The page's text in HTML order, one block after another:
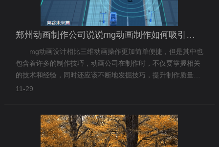
郑州动画制作公司说说mg动画制作如何吸引观众注意
mg动画设计相比三维动画操作更加简单便捷，但是其中也
包含着许多的制作技巧，动画公司在制作时，不仅要掌握相关
的技术和经验，同时还应该不断地发掘技巧，提升制作质量和
效率。菲力克影视便为大家分析mg动画制作如何吸引观众注
11-29